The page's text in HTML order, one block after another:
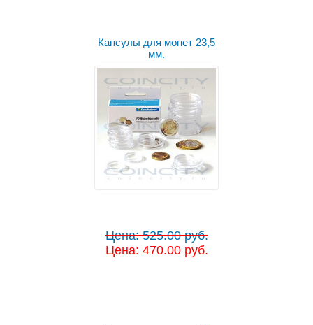
Капсулы для монет 23,5
мм.
Цена: 525.00 руб.
Цена: 470.00 руб.